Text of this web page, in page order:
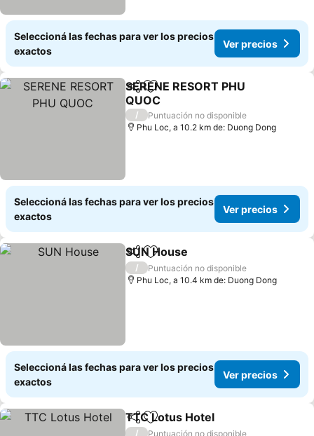
Seleccioná las fechas para ver los precios
exactos
Ver precios
CompartirAñadir a favoritos
SERENE RESORT PHU
QUOC
/
Puntuación no disponible
Phu Loc, a 10.2 km de: Duong Dong
Seleccioná las fechas para ver los precios
exactos
Ver precios
CompartirAñadir a favoritos
SUN House
/
Puntuación no disponible
Phu Loc, a 10.4 km de: Duong Dong
Seleccioná las fechas para ver los precios
exactos
Ver precios
Compartir
Añadir a favoritos
TTC Lotus Hotel
/
Puntuación no disponible